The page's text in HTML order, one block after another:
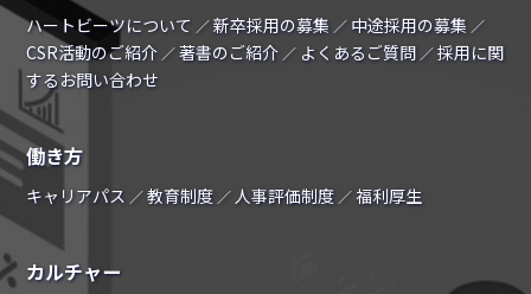
ハートビーツについて ／新卒採用の募集 ／ 中途採用の募集 ／
CSR活動のご紹介 ／著書のご紹介 ／ よくあるご質問 ／採用に関
するお問い合わせ
働き方
キャリアパス ／教育制度 ／ 人事評価制度 ／福利厚生
カルチャー